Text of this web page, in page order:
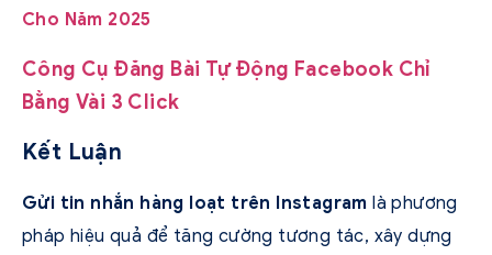
Cho Năm 2025
Công Cụ Đăng Bài Tự Động Facebook Chỉ
Bằng Vài 3 Click
Kết Luận
Gửi tin nhắn hàng loạt trên Instagram là phương
pháp hiệu quả để tăng cường tương tác, xây dựng